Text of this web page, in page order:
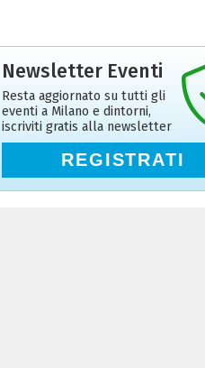
Newsletter Eventi
Resta aggiornato su tutti gli
eventi a Milano e dintorni,
iscriviti gratis alla newsletter
REGISTRATI